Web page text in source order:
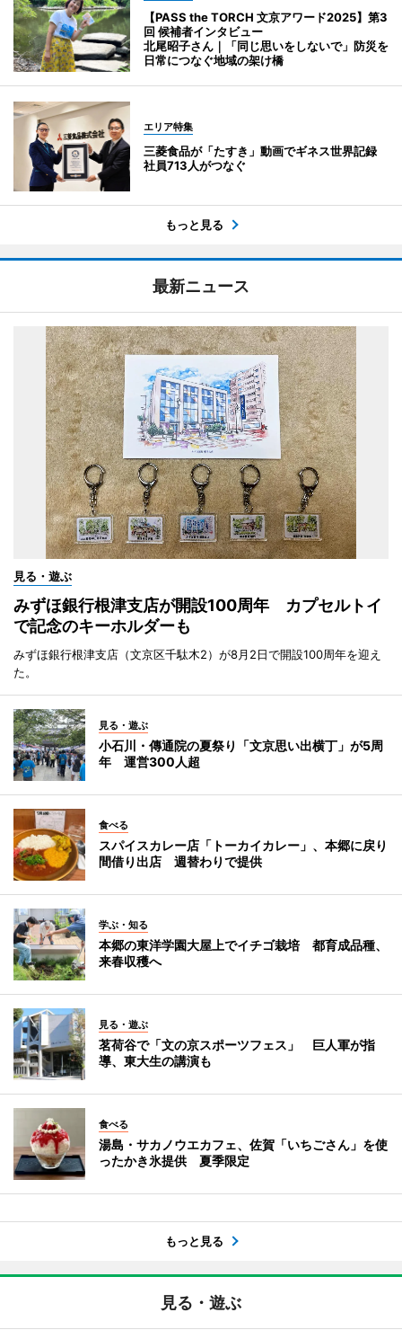
【PASS the TORCH 文京アワード2025】第3
回 候補者インタビュー
北尾昭子さん｜「同じ思いをしないで」防災を
日常につなぐ地域の架け橋
エリア特集
三菱食品が「たすき」動画でギネス世界記録
社員713人がつなぐ
もっと見る
最新ニュース
見る・遊ぶ
みずほ銀行根津支店が開設100周年 カプセルトイ
で記念のキーホルダーも
みずほ銀行根津支店（文京区千駄木2）が8月2日で開設100周年を迎え
た。
見る・遊ぶ
小石川・傳通院の夏祭り「文京思い出横丁」が5周
年 運営300人超
食べる
スパイスカレー店「トーカイカレー」、本郷に戻り
間借り出店 週替わりで提供
学ぶ・知る
本郷の東洋学園大屋上でイチゴ栽培 都育成品種、
来春収穫へ
見る・遊ぶ
茗荷谷で「文の京スポーツフェス」 巨人軍が指
導、東大生の講演も
食べる
湯島・サカノウエカフェ、佐賀「いちごさん」を使
ったかき氷提供 夏季限定
もっと見る
見る・遊ぶ